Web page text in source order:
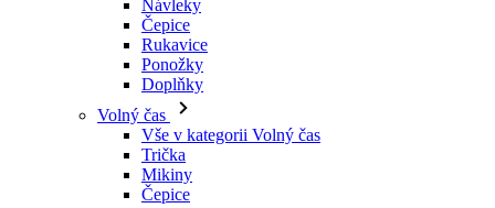
Volný čas
Vše v kategorii Volný čas
Trička
Mikiny
Čepice
Triatlon
Vše v kategorii Triatlon
Tílka
Kombinézy